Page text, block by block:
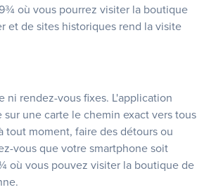
où vous pourrez visiter la boutique
et de sites historiques rend la visite
ni rendez-vous fixes. L'application
une carte le chemin exact vers tous
tout moment, faire des détours ou
vous que votre smartphone soit
où vous pouvez visiter la boutique de